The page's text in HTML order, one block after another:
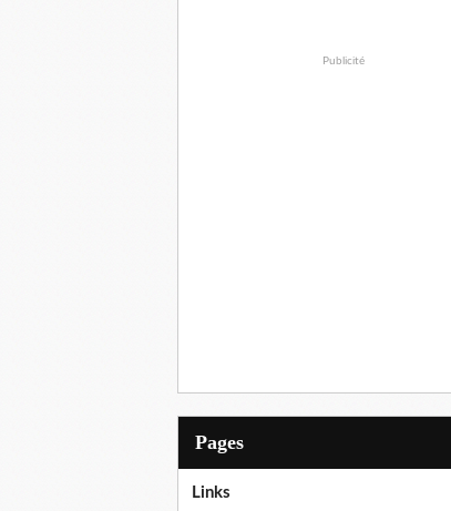
Publicité
Pages
Links